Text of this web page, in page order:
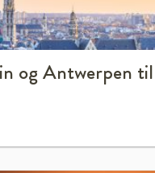
og Antwerpen til